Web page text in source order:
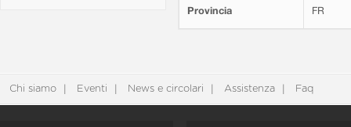
Provincia FR
Chi siamo Eventi News e circolari Assistenza Faq